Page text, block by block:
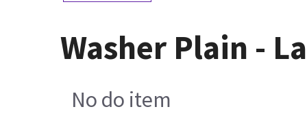
Washer Plain -
No do item